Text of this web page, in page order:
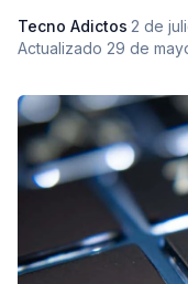
Tecno Adictos·2 de
Actualizado 29 de